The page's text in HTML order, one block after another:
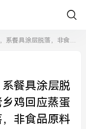
老乡鸡回应蒸蛋变花蛋，系餐具涂层脱落，非食品原料污染
餐具涂层脱
鸡回应蒸蛋
非食品原料